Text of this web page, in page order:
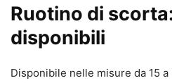
Ruotino di
disponibili
Disponibile nelle misure da 15